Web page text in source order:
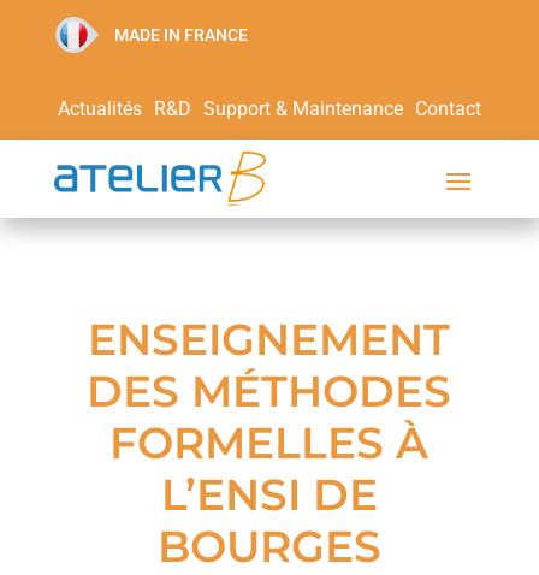
MADE IN FRANCE
Actualités R&D Support & Maintenance Contact
ENSEIGNEMENT
DES MÉTHODES
FORMELLES À
L’ENSI DE
BOURGES